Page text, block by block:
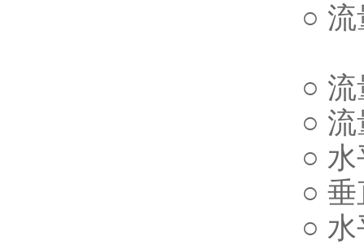
○
○
○
○
○
○